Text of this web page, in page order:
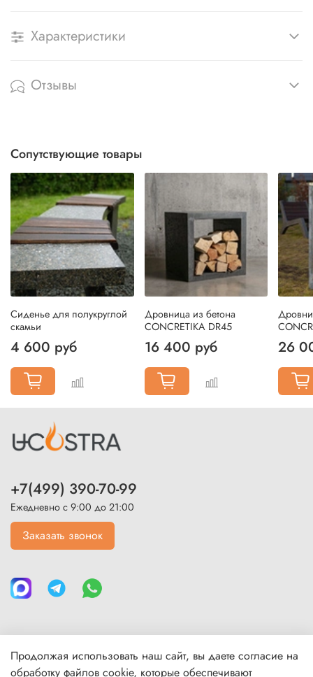
Характеристики
Отзывы
Сопутствующие товары
Сиденье для полукруглой
скамьи
4 600 руб
Дровница из бетона
CONCRETIKA DR45
16 400 руб 26
Каталог
+7(499) 390-70-99
Ежедневно с 9:00 до 21:00
Заказать звонок
Продолжая использовать наш сайт, вы даете согласие на
обработку файлов cookie, которые обеспечивают